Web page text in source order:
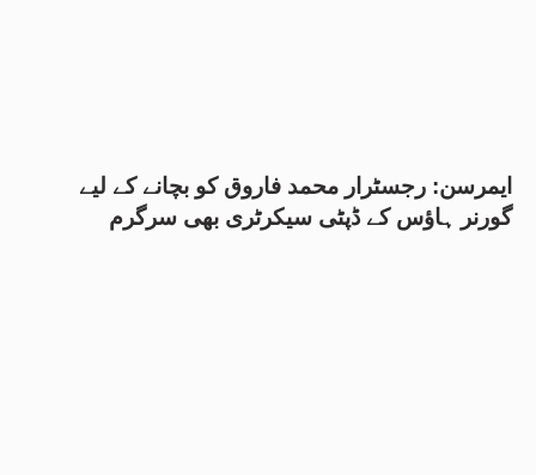
ایمرسن: رجسٹرار محمد فاروق کو بچانے کے لیے
گورنر ہاؤس کے ڈپٹی سیکرٹری بھی سرگرم